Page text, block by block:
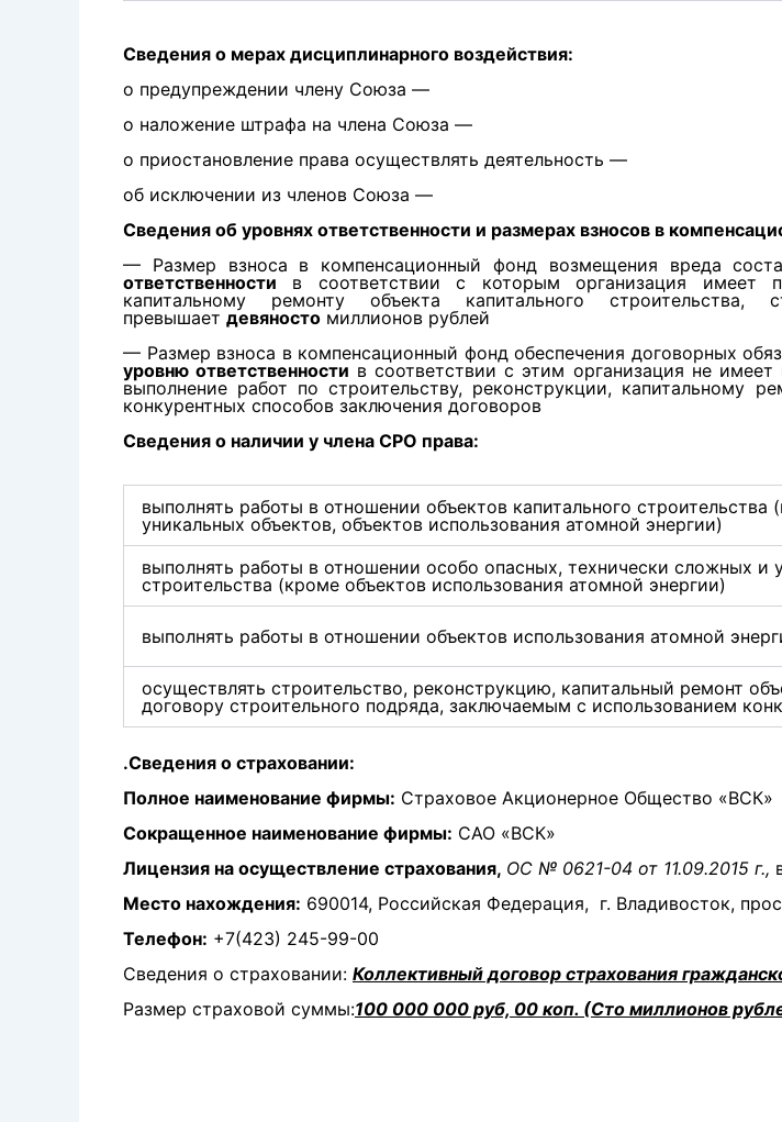
Сведения о мерах дисциплинарного воздействия:
о предупреждении члену Союза —
о наложение штрафа на члена Союза —
о приостановление права осуществлять деятельность —
об исключении из членов Союза —
Сведения об уровнях ответственности и размерах взносов в
— Размер взноса в компенсационный фонд возмещения вреда
ответственности в соответствии с которым организация имеет
капитальному ремонту объекта капитального
превышает девяносто миллионов рублей
— Размер взноса в компенсационный фонд обеспечения договорных
уровню ответственности в соответствии с этим организация не
выполнение работ по строительству, реконструкции, капитальному
конкурентных способов заключения договоров
Сведения о наличии у члена СРО права:
выполнять работы в отношении объектов капитального
уникальных объектов, объектов использования атомной энергии)
выполнять работы в отношении особо опасных, технически сложных и
строительства (кроме объектов использования атомной энергии)
выполнять работы в отношении объектов использования атомной
осуществлять строительство, реконструкцию, капитальный ремонт
договору строительного подряда, заключаемым с использованием
.Сведения о страховании:
Полное наименование фирмы: Страховое Акционерное Общество «ВСК»
Сокращенное наименование фирмы: САО «ВСК»
Лицензия на осуществление страхования, ОС № 0621-04 от 11.09.2015 г.,
Место нахождения: 690014, Российская Федерация, г. Владивосток,
Телефон: +7(423) 245-99-00
Сведения о страховании: Коллективный договор страхования
Размер страховой суммы:100 000 000 руб, 00 коп. (Сто миллионов